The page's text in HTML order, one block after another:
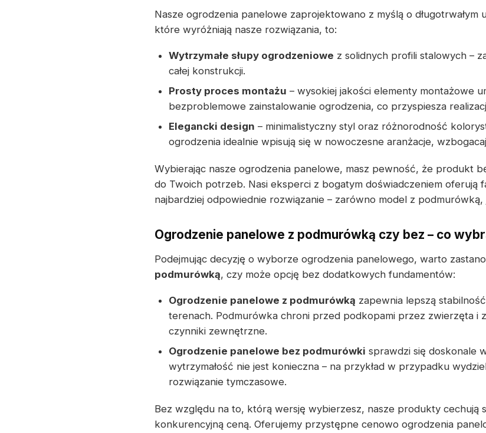
Nasze ogrodzenia panelowe zaprojektowano z myślą o długotrwałym
które wyróżniają nasze rozwiązania, to:
Wytrzymałe słupy ogrodzeniowe z solidnych profili stalowych –
całej konstrukcji.
Prosty proces montażu – wysokiej jakości elementy montażowe
bezproblemowe zainstalowanie ogrodzenia, co przyspiesza
Elegancki design – minimalistyczny styl oraz różnorodność
ogrodzenia idealnie wpisują się w nowoczesne aranżacje,
Wybierając nasze ogrodzenia panelowe, masz pewność, że produkt
do Twoich potrzeb. Nasi eksperci z bogatym doświadczeniem oferują
najbardziej odpowiednie rozwiązanie – zarówno model z
Ogrodzenie panelowe z podmurówką czy bez – co
Podejmując decyzję o wyborze ogrodzenia panelowego, warto
podmurówką, czy może opcję bez dodatkowych fundamentów:
Ogrodzenie panelowe z podmurówką zapewnia lepszą
terenach. Podmurówka chroni przed podkopami przez zwierzęta i
czynniki zewnętrzne.
Ogrodzenie panelowe bez podmurówki sprawdzi się doskonale
wytrzymałość nie jest konieczna – na przykład w przypadku
rozwiązanie tymczasowe.
Bez względu na to, którą wersję wybierzesz, nasze produkty cechują
konkurencyjną ceną. Oferujemy przystępne cenowo ogrodzenia